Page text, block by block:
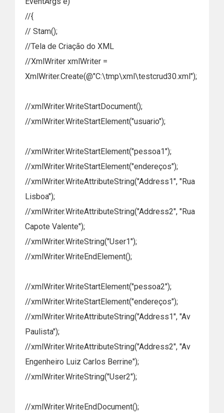
//{
// Stam();
//Tela de Criação do XML
//XmlWriter xmlWriter =
XmlWriter.Create(@"C:\tmp\xml\testcrud30.xml");
//xmlWriter.WriteStartDocument();
//xmlWriter.WriteStartElement("usuario");
//xmlWriter.WriteStartElement("pessoa1");
//xmlWriter.WriteStartElement("endereços");
//xmlWriter.WriteAttributeString("Address1", "Rua
Lisboa");
//xmlWriter.WriteAttributeString("Address2", "Rua
Capote Valente");
//xmlWriter.WriteString("User1");
//xmlWriter.WriteEndElement();
//xmlWriter.WriteStartElement("pessoa2");
//xmlWriter.WriteStartElement("endereços");
//xmlWriter.WriteAttributeString("Address1", "Av
Paulista");
//xmlWriter.WriteAttributeString("Address2", "Av
Engenheiro Luiz Carlos Berrine");
//xmlWriter.WriteString("User2");
//xmlWriter.WriteEndDocument();